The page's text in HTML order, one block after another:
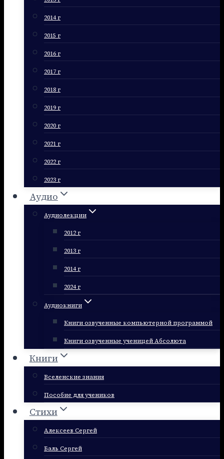
2014 г
2015 г
2016 г
2017 г
2018 г
2019 г
2020 г
2021 г
2022 г
2023 г
Аудио
Аудиолекции
2012 г
2013 г
2014 г
2024 г
Аудиокниги
Книги озвученные компьютерной программой
Книги озвученные ученицей Абсолюта
Книги
Вселенские знания
Пособие для учеников
Стихи
Алексеев Сергей
Баль Сергей